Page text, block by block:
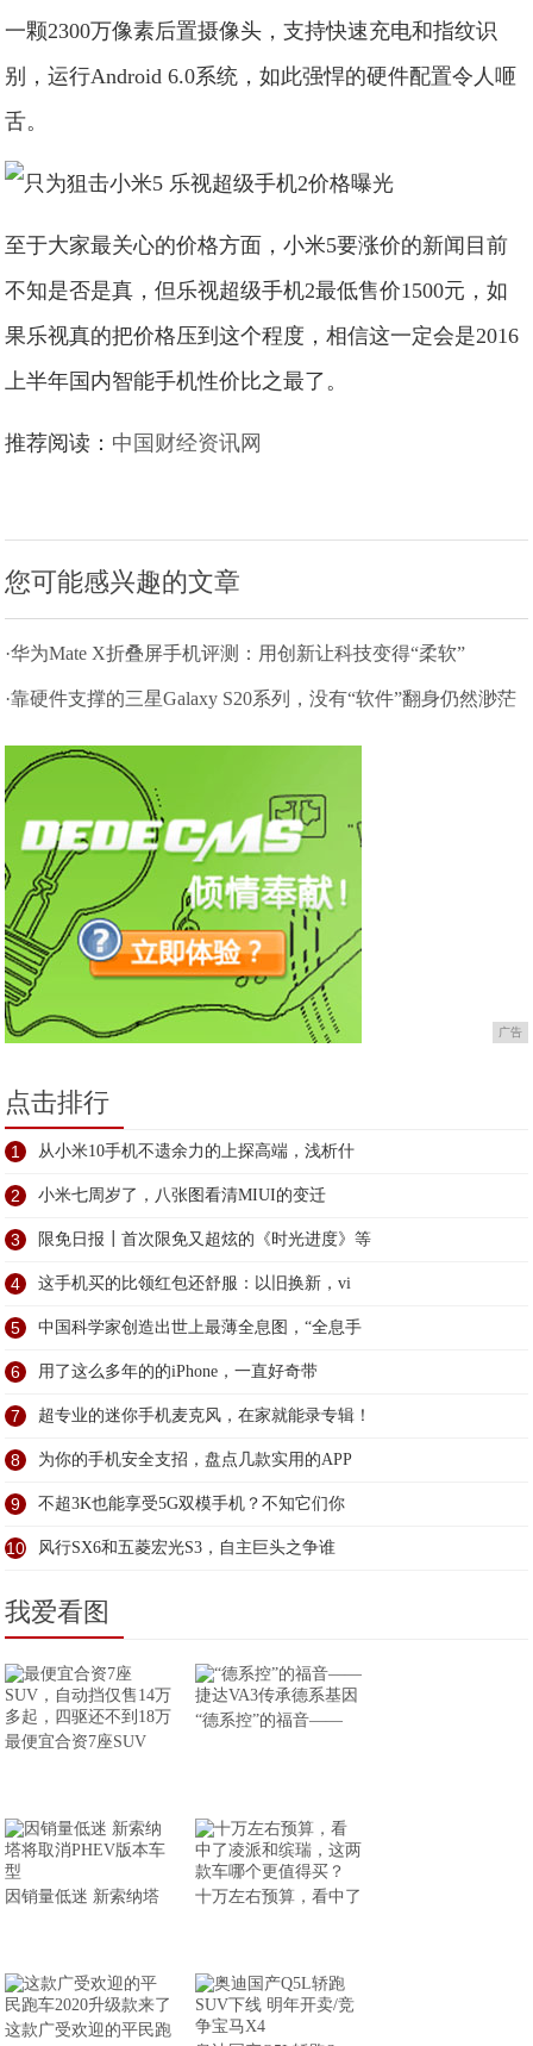
一颗2300万像素后置摄像头，支持快速充电和指纹识
别，运行Android 6.0系统，如此强悍的硬件配置令人咂
舌。
至于大家最关心的价格方面，小米5要涨价的新闻目前
不知是否是真，但乐视超级手机2最低售价1500元，如
果乐视真的把价格压到这个程度，相信这一定会是2016
上半年国内智能手机性价比之最了。
推荐阅读： 中国财经资讯网
您可能感兴趣的文章
·华为Mate X折叠屏手机评测：用创新让科技变得“柔软”
·靠硬件支撑的三星Galaxy S20系列，没有“软件”翻身仍然渺茫
广告
点击排行
1 从小米10手机不遗余力的上探高端，浅析什
2 小米七周岁了，八张图看清MIUI的变迁
3 限免日报┃首次限免又超炫的《时光进度》等
4 这手机买的比领红包还舒服：以旧换新，vi
5 中国科学家创造出世上最薄全息图，“全息手
6 用了这么多年的的iPhone，一直好奇带
7 超专业的迷你手机麦克风，在家就能录专辑！
8 为你的手机安全支招，盘点几款实用的APP
9 不超3K也能享受5G双模手机？不知它们你
10 风行SX6和五菱宏光S3，自主巨头之争谁
我爱看图
最便宜合资7座SUV
“德系控”的福音——
因销量低迷 新索纳塔 十万左右预算，看中了
这款广受欢迎的平民跑